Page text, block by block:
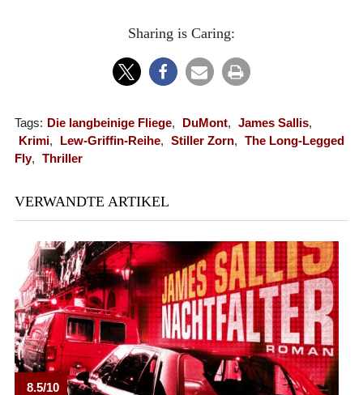
Sharing is Caring:
Tags: Die langbeinige Fliege, DuMont, James Sallis,
Krimi, Lew-Griffin-Reihe, Stiller Zorn, The Long-Legged
Fly, Thriller
VERWANDTE ARTIKEL
8.5/10